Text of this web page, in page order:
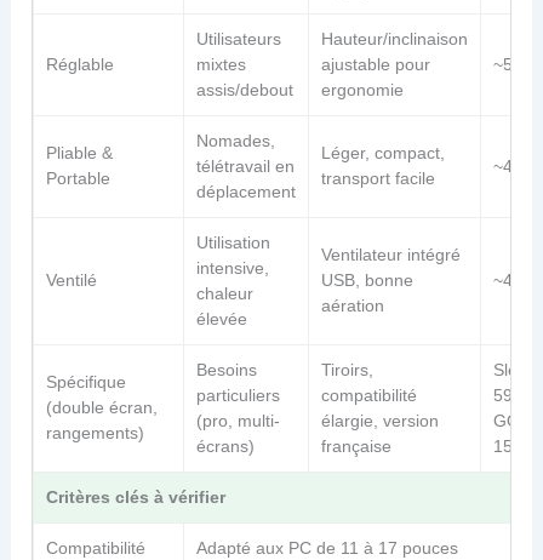
Réglable
Utilisateurs
mixtes
assis/debout
Hauteur/inclinaison
ajustable pour
ergonomie
~50€
Pliable &
Portable
Nomades,
télétravail en
déplacement
Léger, compact,
transport facile
~40€
Ventilé
Utilisation
intensive,
chaleur
élevée
Ventilateur intégré
USB, bonne
aération
~45€
Spécifique
(double écran,
rangements)
Besoins
particuliers
(pro, multi-
écrans)
Tiroirs,
compatibilité
élargie, version
française
Slean
59€ /
150€
Critères clés à vérifier
Compatibilité Adapté aux PC de 11 à 17 pouces